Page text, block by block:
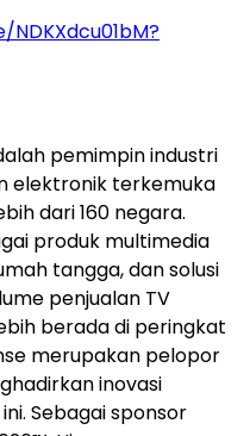
pemimpin industri
elektronik terkemuka
dari 160 negara.
produk multimedia
tangga, dan solusi
penjualan TV
berada di peringkat
merupakan pelopor
inovasi
Sebagai sponsor